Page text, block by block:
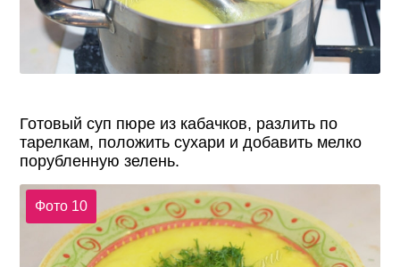
Готовый суп пюре из кабачков, разлить по
тарелкам, положить сухари и добавить мелко
порубленную зелень.
Фото 10